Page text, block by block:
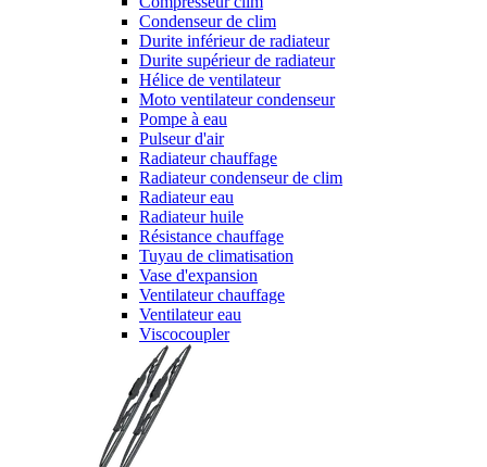
Condenseur de clim
Durite inférieur de radiateur
Durite supérieur de radiateur
Hélice de ventilateur
Moto ventilateur condenseur
Pompe à eau
Pulseur d'air
Radiateur chauffage
Radiateur condenseur de clim
Radiateur eau
Radiateur huile
Résistance chauffage
Tuyau de climatisation
Vase d'expansion
Ventilateur chauffage
Ventilateur eau
Viscocoupler